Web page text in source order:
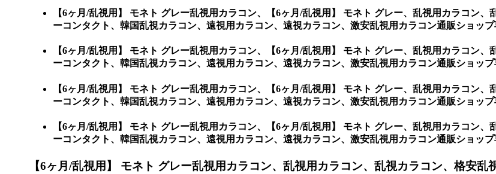
【6ヶ月/乱視用】 モネト グレー乱視用カラコン、
【6ヶ月/乱視用】 モネト グレー、乱視用カラコン
ーコンタクト、韓国乱視カラコン、遠視用カラコン、遠視カラコン、激安乱視用カラコン通販ショッ
【6ヶ月/乱視用】 モネト グレー乱視用カラコン、
【6ヶ月/乱視用】 モネト グレー、乱視用カラコン
ーコンタクト、韓国乱視カラコン、遠視用カラコン、遠視カラコン、激安乱視用カラコン通販ショッ
【6ヶ月/乱視用】 モネト グレー乱視用カラコン、
【6ヶ月/乱視用】 モネト グレー、乱視用カラコン
ーコンタクト、韓国乱視カラコン、遠視用カラコン、遠視カラコン、激安乱視用カラコン通販ショッ
【6ヶ月/乱視用】 モネト グレー乱視用カラコン、
【6ヶ月/乱視用】 モネト グレー、乱視用カラコン
ーコンタクト、韓国乱視カラコン、遠視用カラコン、遠視カラコン、激安乱視用カラコン通販ショッ
【6ヶ月/乱視用】 モネト グレー乱視用カラコン、 乱視用カラコン、乱視カラコン、格安乱